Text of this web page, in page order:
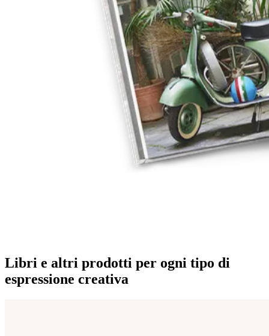
Libri e altri prodotti per ogni tipo di
espressione creativa